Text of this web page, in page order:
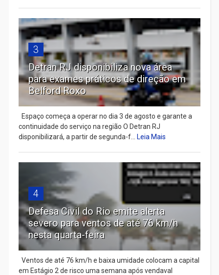
3
Detran RJ disponibiliza nova área
para exames práticos de direção em
Belford Roxo
Espaço começa a operar no dia 3 de agosto e garante a
continuidade do serviço na região O Detran RJ
disponibilizará, a partir de segunda-f... Leia Mais
4
Defesa Civil do Rio emite alerta
severo para ventos de até 76 km/h
nesta quarta-feira
Ventos de até 76 km/h e baixa umidade colocam a capital
em Estágio 2 de risco uma semana após vendaval